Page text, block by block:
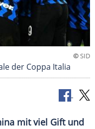
©SID
der Coppa Italia
mit viel Gift und